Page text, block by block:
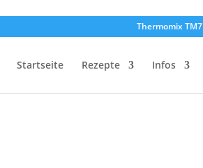
Thermomix TM7
Startseite Rezepte Infos